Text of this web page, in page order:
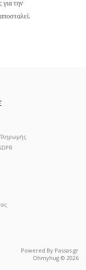
για την
Powered By Passas.gr
Ohmyhug © 2026